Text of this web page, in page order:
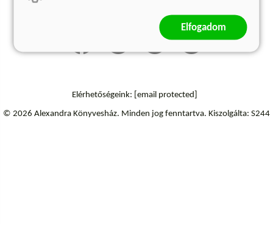
Elérhetőségeink: [email protected]
© 2026 Alexandra Könyvesház. Minden jog fenntartva. Kiszolgálta: S244
Elfogadom